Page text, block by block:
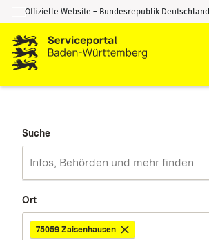
Zum Inhalt springen
Zur Suche springen
Offizielle Website – Bundesrepublik Deutschland
Suche
Ort
75059 Zaisenhausen